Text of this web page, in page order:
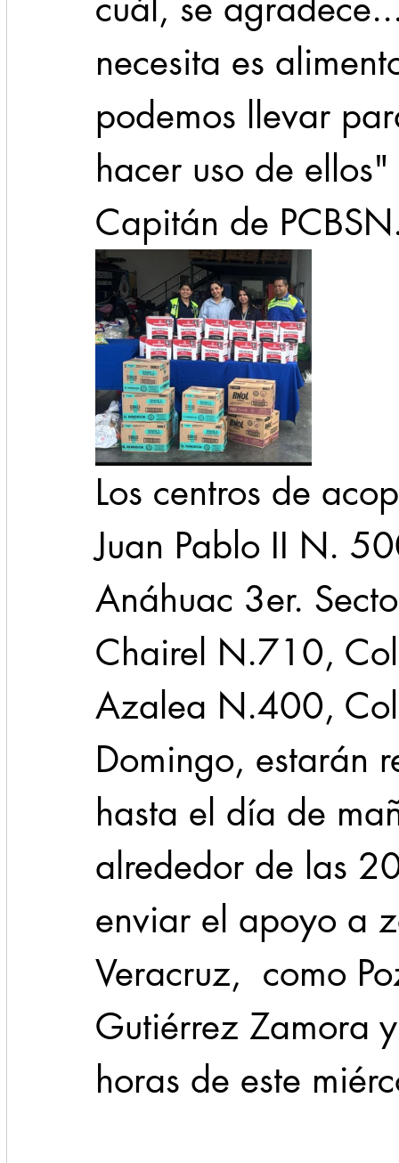
necesita es
podemos llevar
hacer uso de
Capitán de
Los centros de
Juan Pablo II N.
Anáhuac 3er.
Chairel N.710,
Azalea N.400,
Domingo, estarán
hasta el día de
alrededor de las
enviar el apoyo a
Veracruz,  como
Gutiérrez Zamora
horas de este